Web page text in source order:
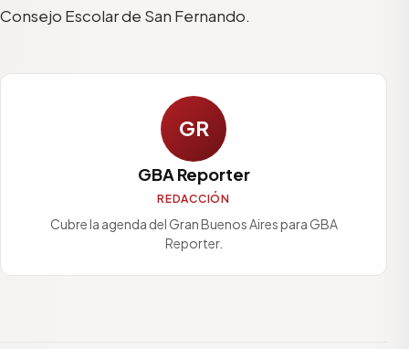
Consejo Escolar de San Fernando.
GR
GBA Reporter
REDACCIÓN
Cubre la agenda del Gran Buenos Aires para GBA
Reporter.